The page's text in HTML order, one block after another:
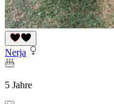
Nerja
5 Jahre